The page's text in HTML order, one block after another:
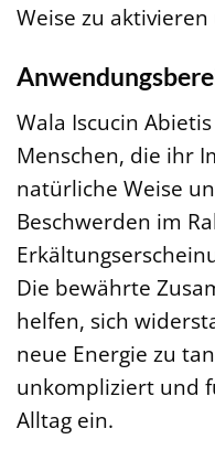
Weise zu
Wala Iscucin
Menschen, die ihr
natürliche Weise
Beschwerden im
Die bewährte
helfen, sich
neue Energie zu
unkompliziert und
Alltag ein.